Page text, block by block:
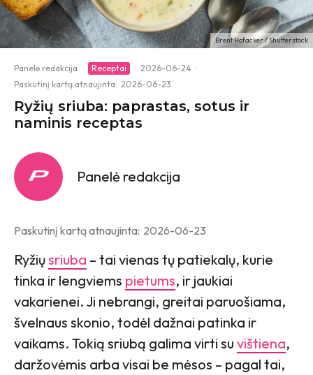
Brent Hofacker / Shutterstock
Panelė redakcija · Receptai · 2026-06-24 ·
Paskutinį kartą atnaujinta: 2026-06-23
Ryžių sriuba: paprastas, sotus ir
naminis receptas
Panelė redakcija
Paskutinį kartą atnaujinta: 2026-06-23
Ryžiųsriuba – tai vienas tų patiekalų, kurie
tinka ir lengviems pietums, ir jaukiai
vakarienei. Ji nebrangi, greitai paruošiama,
švelnaus skonio, todėl dažnai patinka ir
vaikams. Tokią sriubą galima virti su vištiena,
daržovėmis arba visai be mėsos – pagal tai,